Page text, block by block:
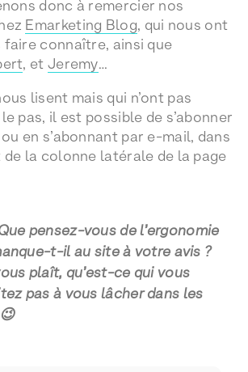
donc à remercier nos
Emarketing Blog, qui nous ont
faire connaître, ainsi que
, et Jeremy…
lisent mais qui n’ont pas
pas, il est possible de s’abonner
ou en s’abonnant par e-mail, dans
de la colonne latérale de la page
pensez-vous de l’ergonomie
t-il au site à votre avis ?
plaît, qu’est-ce qui vous
pas à vous lâcher dans les